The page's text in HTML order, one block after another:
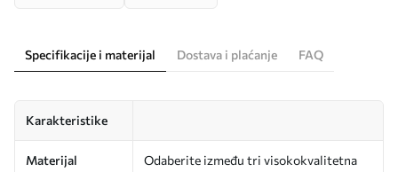
Specifikacije i materijal Dostava i plaćanje FAQ
Karakteristike
Materijal
Odaberite između tri visokokvalitetna